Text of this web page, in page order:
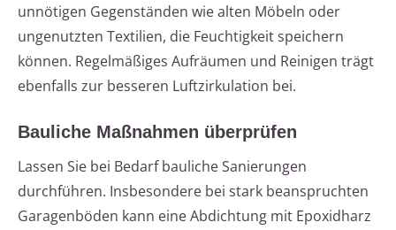
unnötigen Gegenständen wie alten Möbeln oder
ungenutzten Textilien, die Feuchtigkeit speichern
können. Regelmäßiges Aufräumen und Reinigen trägt
ebenfalls zur besseren Luftzirkulation bei.
Bauliche Maßnahmen überprüfen
Lassen Sie bei Bedarf bauliche Sanierungen
durchführen. Insbesondere bei stark beanspruchten
Garagenböden kann eine Abdichtung mit Epoxidharz